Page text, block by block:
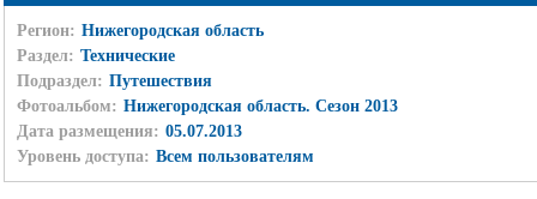
Регион: Нижегородская область
Раздел: Технические
Подраздел: Путешествия
Фотоальбом: Нижегородская область. Сезон 2013
Дата размещения: 05.07.2013
Уровень доступа: Всем пользователям